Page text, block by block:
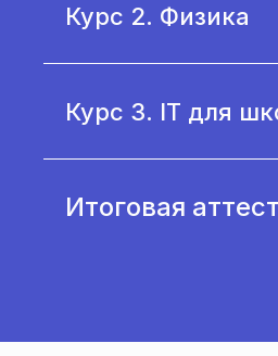
Курс 2. Физика
Курс 3. IT для
Итоговая